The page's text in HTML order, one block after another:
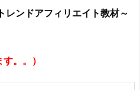
レンドアフィリエイト教材～
。。）